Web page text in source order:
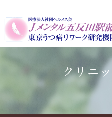
クリニ